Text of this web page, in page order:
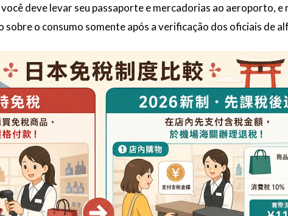
deve levar seu passaporte e mercadorias ao aeroporto, e
sobre o consumo somente após a verificação dos oficiais de